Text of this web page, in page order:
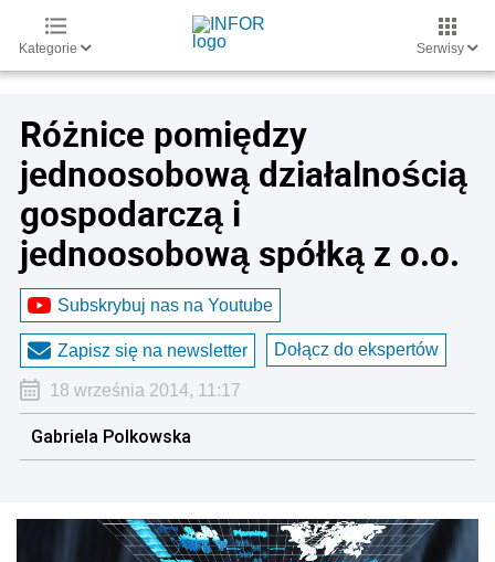
Kategorie Serwisy
Różnice pomiędzy
jednoosobową działalnością
gospodarczą i
jednoosobową spółką z o.o.
Subskrybuj nas na Youtube
Zapisz się na newsletter Dołącz do ekspertów
18 września 2014, 11:17
Gabriela Polkowska